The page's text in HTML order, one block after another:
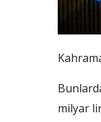
milyar